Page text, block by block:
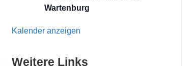
Wartenburg
Kalender anzeigen
Weitere Links